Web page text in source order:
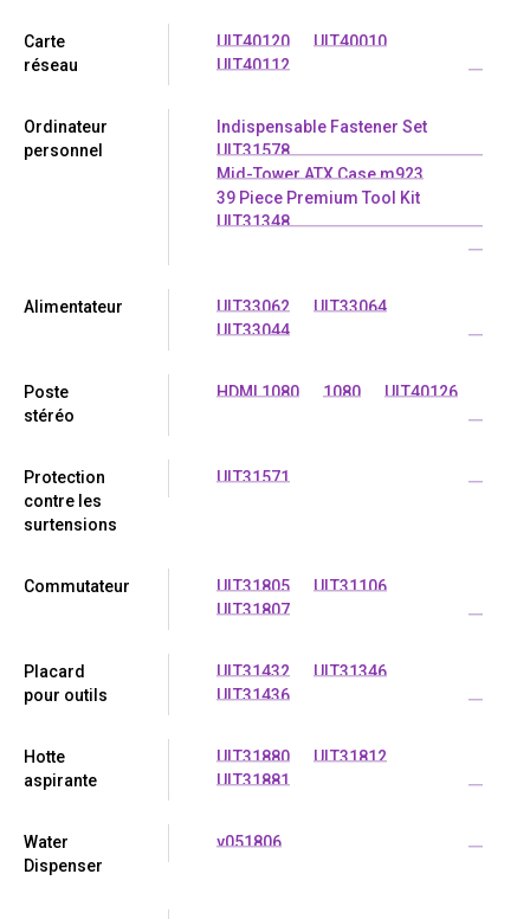
Carte
réseau
ULT40120
ULT40010
ULT40112
...
Ordinateur
personnel
Indispensable Fastener Set
ULT31578
Mid-Tower ATX Case m923
39 Piece Premium Tool Kit
ULT31348
...
Alimentateur ULT33062
ULT33064
ULT33044
...
Poste
stéréo
HDMI 1080 1080
ULT40126
...
Protection
contre les
surtensions
ULT31571 ...
Commutateur ULT31805
ULT31106
ULT31807
...
Placard
pour outils
ULT31432
ULT31346
ULT31436
...
Hotte
aspirante
ULT31880
ULT31812
ULT31881
...
Water
Dispenser
v051806 ...